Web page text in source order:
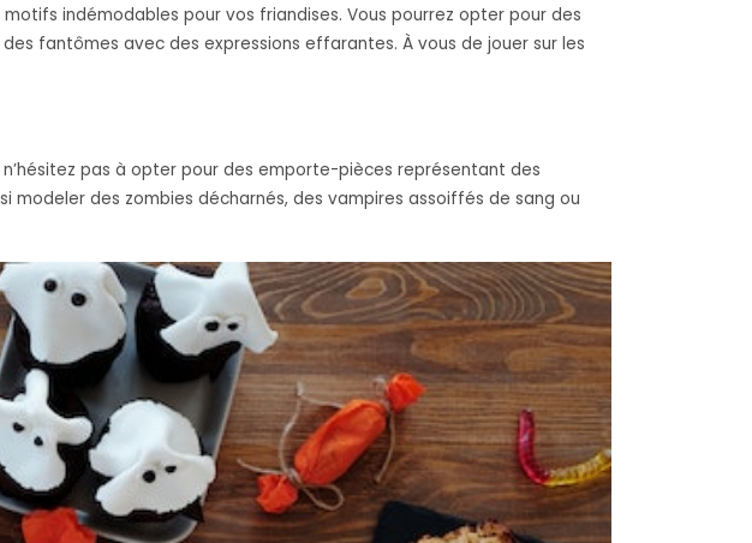
indémodables pour vos friandises. Vous pourrez opter pour des
fantômes avec des expressions effarantes. À vous de jouer sur les
pas à opter pour des emporte-pièces représentant des
modeler des zombies décharnés, des vampires assoiffés de sang ou